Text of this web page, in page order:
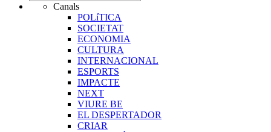
Canals
POLíTICA
SOCIETAT
ECONOMIA
CULTURA
INTERNACIONAL
ESPORTS
IMPACTE
NEXT
VIURE BE
EL DESPERTADOR
CRIAR